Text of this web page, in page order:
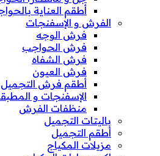
أطقم العناية
الفرش و الإسفنجات
فرش الوجه
فرش الحواجب
فرش الشفاه
فرش العيون
أطقم فرش التجميل
الإسفنجات و
منظفات الفرش
باليتات التجميل
أطقم التجميل
مزيلات المكياج